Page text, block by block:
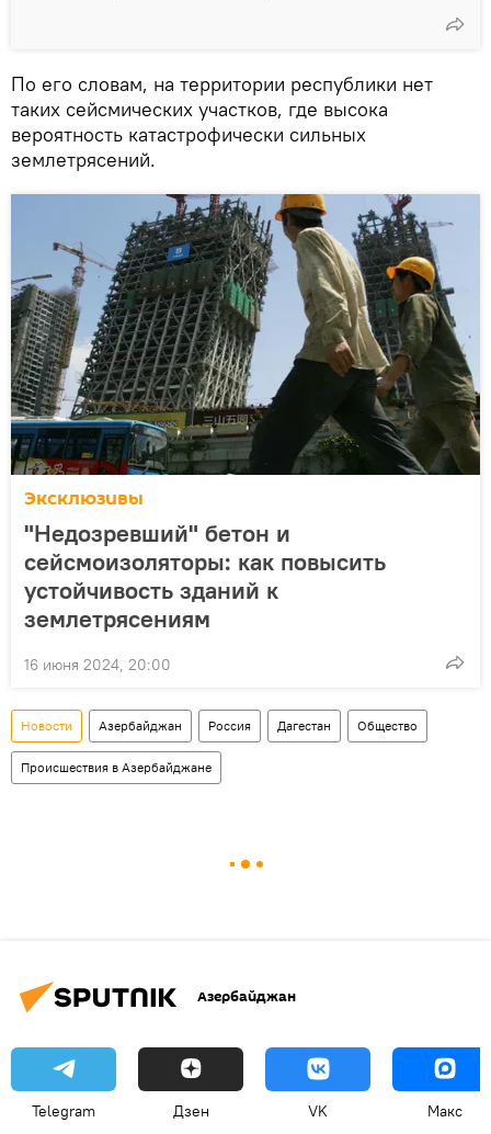
По его словам, на территории республики нет
таких сейсмических участков, где высока
вероятность катастрофически сильных
землетрясений.
Эксклюзивы
"Недозревший" бетон и
сейсмоизоляторы: как повысить
устойчивость зданий к
землетрясениям
16 июня 2024, 20:00
Новости Азербайджан Россия Дагестан Общество
Происшествия в Азербайджане
Азербайджан
Telegram Дзен VK Макс